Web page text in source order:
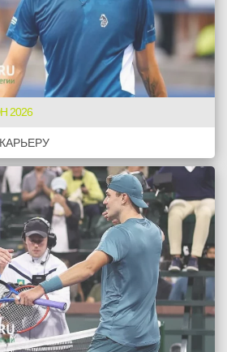
(197)
—
(262)
(82)
—
2026